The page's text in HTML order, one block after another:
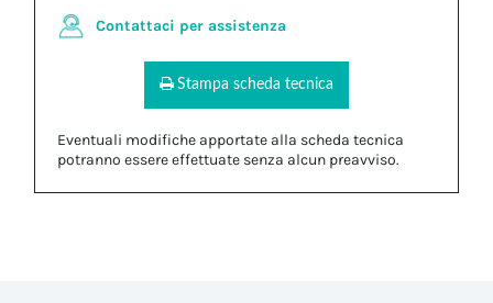
Contattaci per assistenza
Stampa scheda tecnica
Eventuali modifiche apportate alla scheda tecnica
potranno essere effettuate senza alcun preavviso.